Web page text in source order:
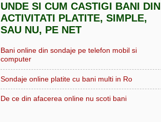
UNDE SI CUM CASTIGI BANI DIN
ACTIVITATI PLATITE, SIMPLE,
SAU NU, PE NET
Bani online din sondaje pe telefon mobil si
computer
Sondaje online platite cu bani multi in Ro
De ce din afacerea online nu scoti bani